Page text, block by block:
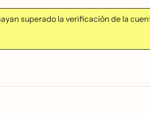
superado la verificación de la